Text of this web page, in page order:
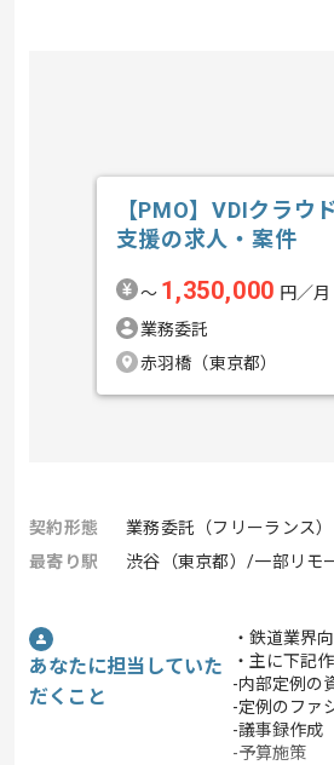
【PMO】VDIクラウ
支援の求人・案件
〜 1,350,000 円／月
業務委託
赤羽橋（東京都）
契約形態
業務委託（フリーランス）
最寄り駅
渋谷（東京都）/一部リモ
あなたに担当していた
だくこと
・鉄道業界
・主に下記
-内部定例の
-定例のファ
-議事録作成
-予算施策